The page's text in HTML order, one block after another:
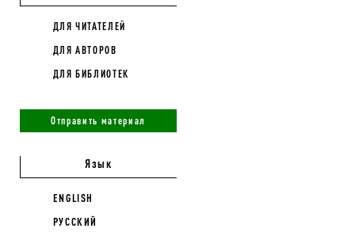
ДЛЯ ЧИТАТЕЛЕЙ
ДЛЯ АВТОРОВ
ДЛЯ БИБЛИОТЕК
Отправить материал
Язык
ENGLISH
РУССКИЙ